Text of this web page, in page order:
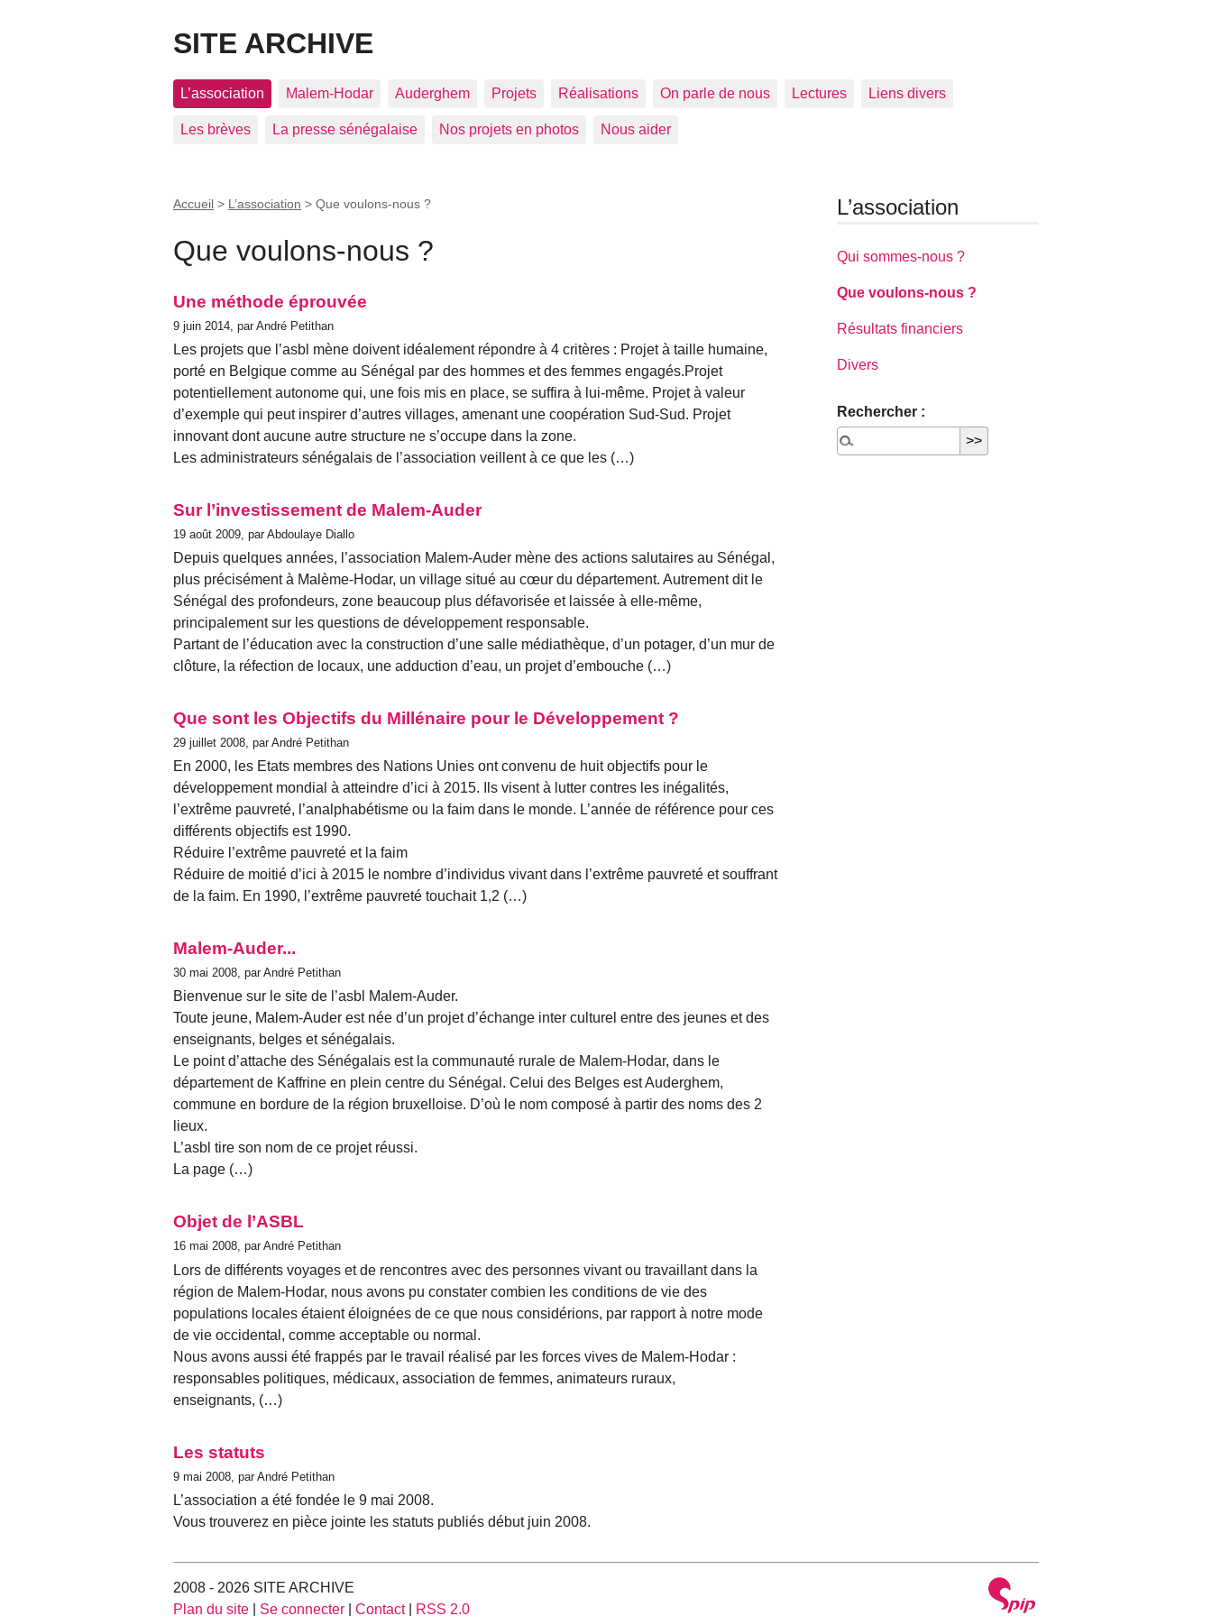
SITE ARCHIVE
L’association Malem-Hodar Auderghem Projets Réalisations On parle de nous Lectures Liens divers
Les brèves La presse sénégalaise Nos projets en photos Nous aider
Accueil > L’association > Que voulons-nous ?
Que voulons-nous ?
Une méthode éprouvée
9 juin 2014, par André Petithan
Les projets que l’asbl mène doivent idéalement répondre à 4 critères : Projet à taille humaine,
porté en Belgique comme au Sénégal par des hommes et des femmes engagés.Projet
potentiellement autonome qui, une fois mis en place, se suffira à lui-même. Projet à valeur
d’exemple qui peut inspirer d’autres villages, amenant une coopération Sud-Sud. Projet
innovant dont aucune autre structure ne s’occupe dans la zone.
Les administrateurs sénégalais de l’association veillent à ce que les (…)
Sur l’investissement de Malem-Auder
19 août 2009, par Abdoulaye Diallo
Depuis quelques années, l’association Malem-Auder mène des actions salutaires au Sénégal,
plus précisément à Malème-Hodar, un village situé au cœur du département. Autrement dit le
Sénégal des profondeurs, zone beaucoup plus défavorisée et laissée à elle-même,
principalement sur les questions de développement responsable.
Partant de l’éducation avec la construction d’une salle médiathèque, d’un potager, d’un mur de
clôture, la réfection de locaux, une adduction d’eau, un projet d’embouche (…)
Que sont les Objectifs du Millénaire pour le Développement ?
29 juillet 2008, par André Petithan
En 2000, les Etats membres des Nations Unies ont convenu de huit objectifs pour le
développement mondial à atteindre d’ici à 2015. Ils visent à lutter contres les inégalités,
l’extrême pauvreté, l’analphabétisme ou la faim dans le monde. L’année de référence pour ces
différents objectifs est 1990.
Réduire l’extrême pauvreté et la faim
Réduire de moitié d’ici à 2015 le nombre d’individus vivant dans l’extrême pauvreté et souffrant
de la faim. En 1990, l’extrême pauvreté touchait 1,2 (…)
Malem-Auder...
30 mai 2008, par André Petithan
Bienvenue sur le site de l’asbl Malem-Auder.
Toute jeune, Malem-Auder est née d’un projet d’échange inter culturel entre des jeunes et des
enseignants, belges et sénégalais.
Le point d’attache des Sénégalais est la communauté rurale de Malem-Hodar, dans le
département de Kaffrine en plein centre du Sénégal. Celui des Belges est Auderghem,
commune en bordure de la région bruxelloise. D’où le nom composé à partir des noms des 2
lieux.
L’asbl tire son nom de ce projet réussi.
La page (…)
Objet de l’ASBL
16 mai 2008, par André Petithan
Lors de différents voyages et de rencontres avec des personnes vivant ou travaillant dans la
région de Malem-Hodar, nous avons pu constater combien les conditions de vie des
populations locales étaient éloignées de ce que nous considérions, par rapport à notre mode
de vie occidental, comme acceptable ou normal.
Nous avons aussi été frappés par le travail réalisé par les forces vives de Malem-Hodar :
responsables politiques, médicaux, association de femmes, animateurs ruraux,
enseignants, (…)
Les statuts
9 mai 2008, par André Petithan
L’association a été fondée le 9 mai 2008.
Vous trouverez en pièce jointe les statuts publiés début juin 2008.
L’association
Qui sommes-nous ?
Que voulons-nous ?
Résultats financiers
Divers
Rechercher :
2008 - 2026 SITE ARCHIVE
Plan du site
Se connecter Contact| RSS 2.0